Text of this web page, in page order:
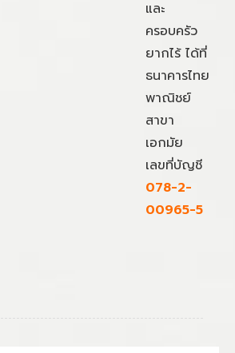
และ
ครอบครัว
ยากไร้ ได้ที่
ธนาคารไทย
พาณิชย์
สาขา
เอกมัย
เลขที่บัญชี
078-2-
00965-5